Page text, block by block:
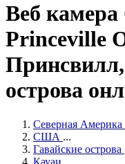
Веб
Princeville
острова
Северная Америка
США ...
Гавайские острова
Кауаи ...